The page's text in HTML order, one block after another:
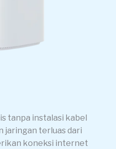
tanpa instalasi kabel
jaringan terluas dari
koneksi internet